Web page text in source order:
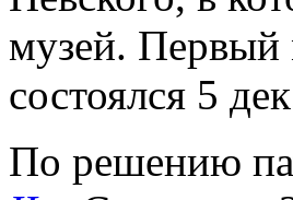
музей. Первый
состоялся 5
По решению